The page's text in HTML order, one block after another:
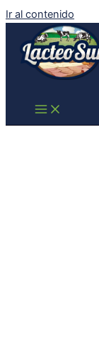
Ir al contenido